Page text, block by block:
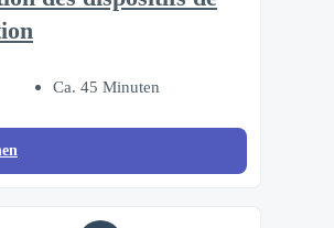
Ca. 45 Minuten